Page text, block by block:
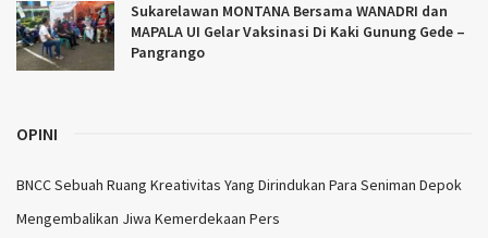
Sukarelawan MONTANA Bersama WANADRI dan
MAPALA UI Gelar Vaksinasi Di Kaki Gunung Gede –
Pangrango
OPINI
BNCC Sebuah Ruang Kreativitas Yang Dirindukan Para Seniman Depok
Mengembalikan Jiwa Kemerdekaan Pers